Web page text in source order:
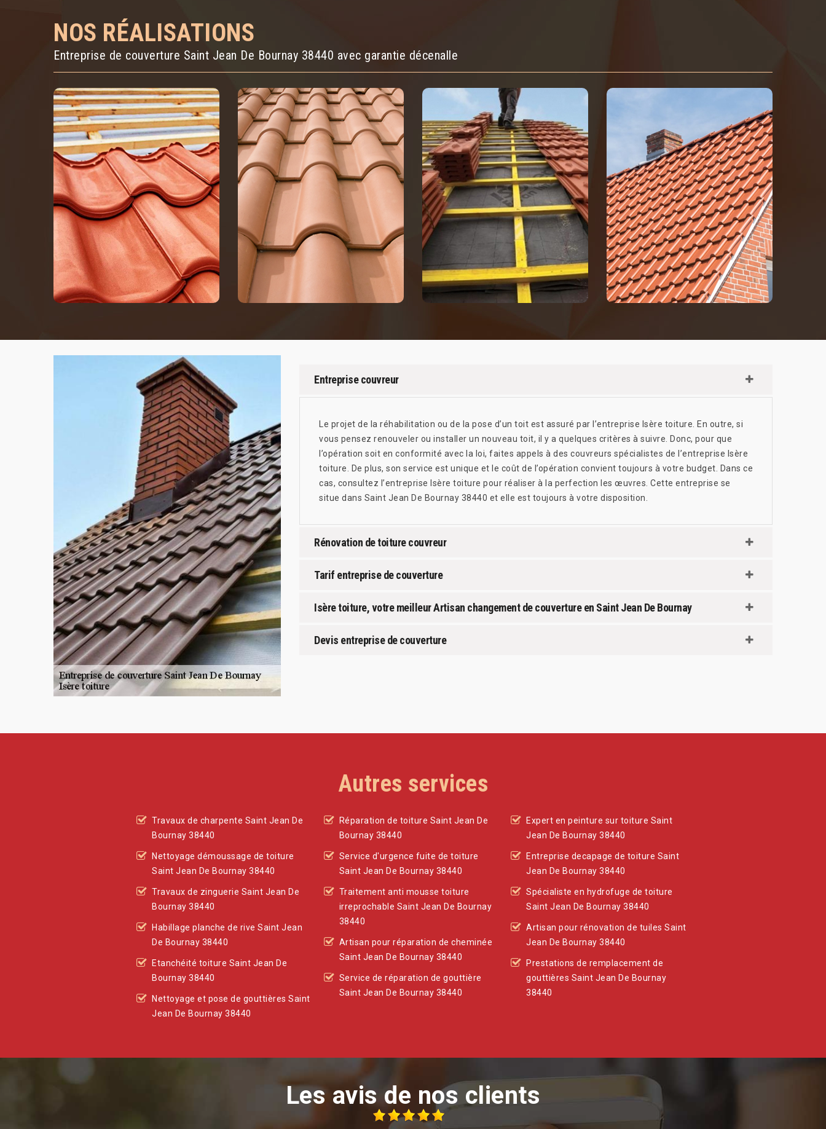
NOS RÉALISATIONS
Entreprise de couverture Saint Jean De Bournay 38440 avec garantie décenalle
Entreprise couvreur
Le projet de la réhabilitation ou de la pose d’un toit est assuré par l’entreprise Isère toiture. En outre, si
vous pensez renouveler ou installer un nouveau toit, il y a quelques critères à suivre. Donc, pour que
l’opération soit en conformité avec la loi, faites appels à des couvreurs spécialistes de l’entreprise Isère
toiture. De plus, son service est unique et le coût de l’opération convient toujours à votre budget. Dans ce
cas, consultez l’entreprise Isère toiture pour réaliser à la perfection les œuvres. Cette entreprise se
situe dans Saint Jean De Bournay 38440 et elle est toujours à votre disposition.
Rénovation de toiture couvreur
Tarif entreprise de couverture
Isère toiture, votre meilleur Artisan changement de couverture en Saint Jean De Bournay
Devis entreprise de couverture
Autres services
Travaux de charpente Saint Jean De
Bournay 38440
Nettoyage démoussage de toiture
Saint Jean De Bournay 38440
Travaux de zinguerie Saint Jean De
Bournay 38440
Habillage planche de rive Saint Jean
De Bournay 38440
Etanchéité toiture Saint Jean De
Bournay 38440
Nettoyage et pose de gouttières Saint
Jean De Bournay 38440
Réparation de toiture Saint Jean De
Bournay 38440
Service d'urgence fuite de toiture
Saint Jean De Bournay 38440
Traitement anti mousse toiture
irreprochable Saint Jean De Bournay
38440
Artisan pour réparation de cheminée
Saint Jean De Bournay 38440
Service de réparation de gouttière
Saint Jean De Bournay 38440
Expert en peinture sur toiture Saint
Jean De Bournay 38440
Entreprise decapage de toiture Saint
Jean De Bournay 38440
Spécialiste en hydrofuge de toiture
Saint Jean De Bournay 38440
Artisan pour rénovation de tuiles Saint
Jean De Bournay 38440
Prestations de remplacement de
gouttières Saint Jean De Bournay
38440
Les avis de nos clients